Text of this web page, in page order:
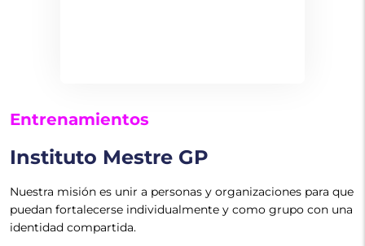
Entrenamientos
Instituto Mestre GP
Nuestra misión es unir a personas y organizaciones para que
puedan fortalecerse individualmente y como grupo con una
identidad compartida.